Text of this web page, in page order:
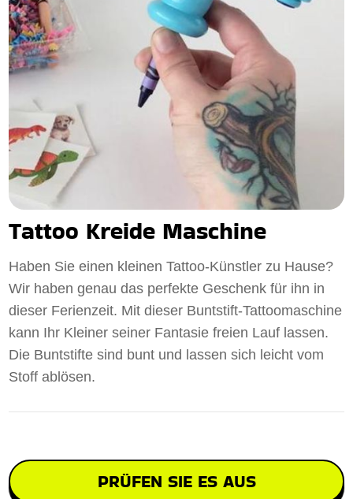
Tattoo Kreide Maschine
Haben Sie einen kleinen Tattoo-Künstler zu Hause?
Wir haben genau das perfekte Geschenk für ihn in
dieser Ferienzeit. Mit dieser Buntstift-Tattoomaschine
kann Ihr Kleiner seiner Fantasie freien Lauf lassen.
Die Buntstifte sind bunt und lassen sich leicht vom
Stoff ablösen.
PRÜFEN SIE ES AUS